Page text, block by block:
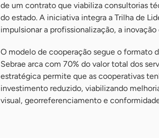
de um contrato que viabiliza consultorias
do estado. A iniciativa integra a Trilha de
impulsionar a profissionalização, a
O modelo de cooperação segue o formato
Sebrae arca com 70% do valor total dos
estratégica permite que as cooperativas
investimento reduzido, viabilizando
visual, georreferenciamento e